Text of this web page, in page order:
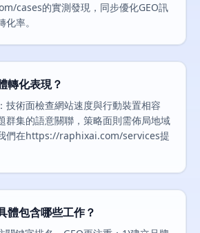
cases的實測發現，同步優化GEO訊
率。
轉化表現？
技術面檢查網站速度與行動裝置相容
群集的語意關聯，策略面則需佈局地域
們在https://raphixai.com/services提
體包含哪些工作？